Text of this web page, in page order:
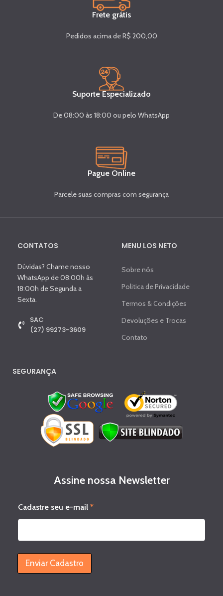
Frete grátis
Pedidos acima de R$ 200,00
Suporte Especializado
De 08:00 às 18:00 ou pelo WhatsApp
Pague Online
Parcele suas compras com segurança
CONTATOS
Dúvidas? Chame nosso
WhatsApp de 08:00h às
18:00h de Segunda a
Sexta.
SAC
(27) 99273-3609
MENU LOS NETO
Sobre nós
Politica de Privacidade
Termos & Condições
Devoluções e Trocas
Contato
SEGURANÇA
Assine nossa Newsletter
s
e
C
d
s
Cadastre seu e-mail*
Enviar Cadastro